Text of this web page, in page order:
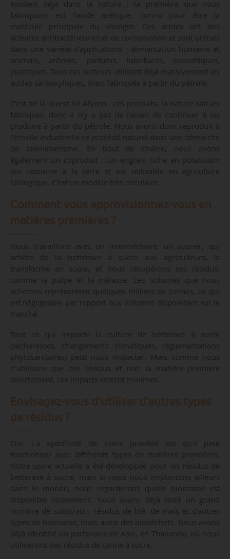
existent déjà dans la nature ; la première que nous
fabriquons est l’acide acétique, connu pour être la
molécule principale du vinaigre. Ces acides ont des
activités antibactériennes et de conservation et sont utilisés
dans une variété d’applications : alimentation humaine et
animale, arômes, parfums, lubrifiants, cosmétiques,
plastiques. Tous ces secteurs utilisent déjà massivement les
acides carboxyliques, mais fabriqués à partir du pétrole.
C’est de là qu’est né Afyren : ces produits, la nature sait les
fabriquer, donc il n’y a pas de raison de continuer à les
produire à partir du pétrole. Nous avons donc reproduit à
l’échelle industrielle ce procédé naturel dans une démarche
de biomimétisme. En bout de chaîne, nous avons
également un coproduit : un engrais riche en potassium
qui retourne à la terre et est utilisable en agriculture
biologique. C’est un modèle très circulaire.
Nous travaillons avec un intermédiaire, un sucrier, qui
achète de la betterave à sucre aux agriculteurs, la
transforme en sucre, et nous récupérons ses résidus,
comme la pulpe et la mélasse. Les volumes que nous
achetons représentent quelques milliers de tonnes, ce qui
est négligeable par rapport aux volumes disponibles sur le
marché.
Tout ce qui impacte la culture de betterave à sucre
(sécheresses, changements climatiques, réglementations
phytosanitaires) peut nous impacter. Mais comme nous
n’utilisons que des résidus et non la matière première
directement, ces impacts restent minimes.
Oui. La spécificité de notre procédé est qu’il peut
fonctionner avec différents types de matières premières.
Notre usine actuelle a été développée pour les résidus de
betterave à sucre, mais si nous nous implantons ailleurs
dans le monde, nous regarderons quelle biomasse est
disponible localement. Nous avons déjà testé un grand
nombre de substrats : résidus de blé, de maïs et d’autres
types de biomasse, mais aussi des biodéchets. Nous avons
déjà identifié un partenaire en Asie, en Thaïlande, où nous
utiliserons des résidus de canne à sucre.